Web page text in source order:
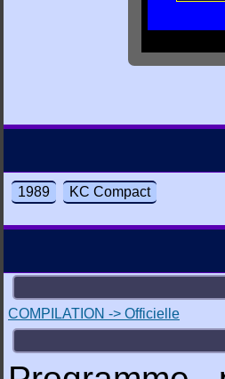
1989 KC Compact
COMPILATION -> Officielle